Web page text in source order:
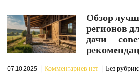
Обзор
регионов
дачи —
07.10.2025 | Комментариев нет | Без